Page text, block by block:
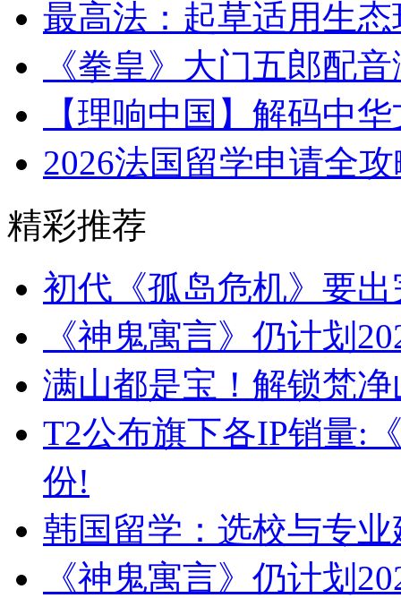
最高法：起草适用生
《拳皇》大门五郎配
【理响中国】解码中
2026法国留学申请全
精彩推荐
初代《孤岛危机》要
《神鬼寓言》仍计划
满山都是宝！解锁梵
T2公布旗下各IP销量:
份!
韩国留学：选校与专业
《神鬼寓言》仍计划